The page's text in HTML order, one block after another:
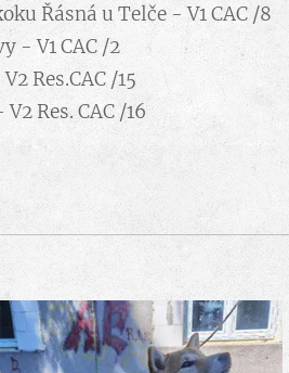
Řásná u Telče - V1 CAC /8
- V1 CAC /2
Res.CAC /15
Res. CAC /16